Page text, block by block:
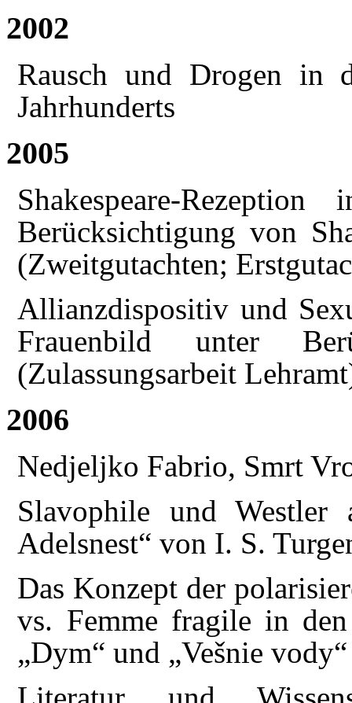
2002
Rausch und Drogen in
Jahrhunderts
2005
Shakespeare-
Berücksichtigung von
(Zweitgutachten;
Allianzdispositiv und
Frauenbild unter
(Zulassungsarbeit
2006
Nedjeljko Fabrio, Smrt
Slavophile und Westler
Adelsnest“ von I. S.
Das Konzept der
vs. Femme fragile in
„Dym“ und „Vešnie